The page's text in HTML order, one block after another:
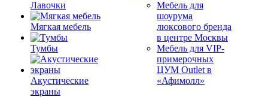
Лавочки
Мягкая мебель
Тумбы
Акустические
экраны
Мебель для
шоурума
люксового бренда
в центре Москвы
Мебель для VIP-
примерочных
ЦУМ Outlet в
«Афимолл»